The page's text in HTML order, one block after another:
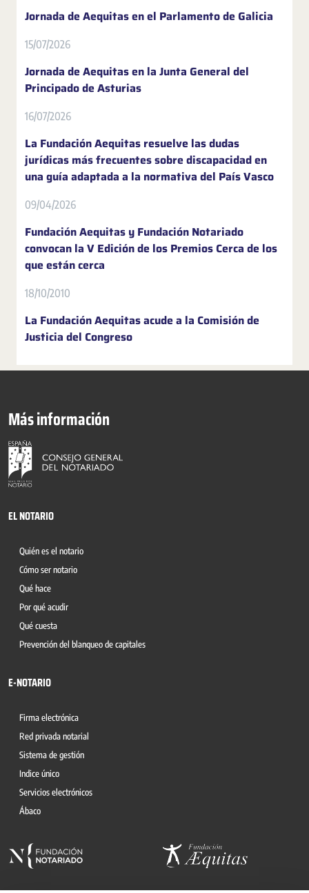
Jornada de Aequitas en el Parlamento de Galicia
15/07/2026
Jornada de Aequitas en la Junta General del
Principado de Asturias
16/07/2026
La Fundación Aequitas resuelve las dudas
jurídicas más frecuentes sobre discapacidad en
una guía adaptada a la normativa del País Vasco
09/04/2026
Fundación Aequitas y Fundación Notariado
convocan la V Edición de los Premios Cerca de los
que están cerca
18/10/2010
La Fundación Aequitas acude a la Comisión de
Justicia del Congreso
Más información
EL NOTARIO
Quién es el notario
Cómo ser notario
Qué hace
Por qué acudir
Qué cuesta
Prevención del blanqueo de capitales
E-NOTARIO
Firma electrónica
Red privada notarial
Sistema de gestión
Indice único
Servicios electrónicos
Ábaco